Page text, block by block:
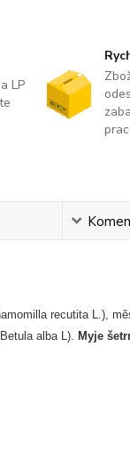
LP
recutita L.),
alba L).
Myje